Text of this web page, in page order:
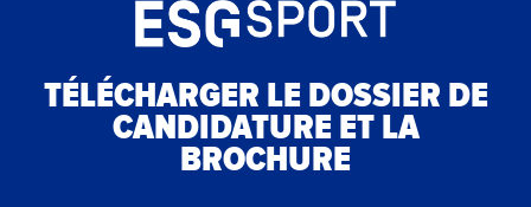
TÉLÉCHARGER LE DOSSIER DE
CANDIDATURE ET LA
BROCHURE